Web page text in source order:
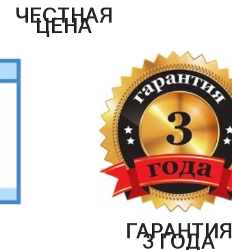
ЧЕСТНАЯ
ЦЕНА
ГАРАНТИЯ
3 ГОДА